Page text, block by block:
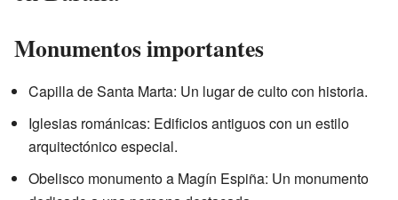
Monumentos importantes
Capilla de Santa Marta: Un lugar de culto con historia.
Iglesias románicas: Edificios antiguos con un estilo
arquitectónico especial.
Obelisco monumento a Magín Espiña: Un monumento